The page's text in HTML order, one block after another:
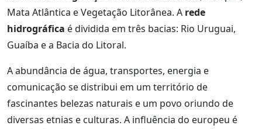
Mata Atlântica e Vegetação Litorânea. A rede
hidrográfica é dividida em três bacias: Rio Uruguai,
Guaíba e a Bacia do Litoral.
A abundância de água, transportes, energia e
comunicação se distribui em um território de
fascinantes belezas naturais e um povo oriundo de
diversas etnias e culturas. A influência do europeu é